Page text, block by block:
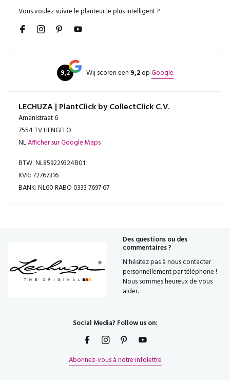
Vous voulez suivre le planteur le plus intelligent ?
9,2 Wij scoren een 9,2opGoogle
LECHUZA | PlantClick by CollectClick C.V.
Amarilstraat 6
7554 TV HENGELO
NLAfficher sur Google Maps
BTW: NL859229324B01
KVK: 72767316
BANK: NL60 RABO 0333 7697 67
Des questions ou des
commentaires ?
N'hésitez pas à nous contacter
personnellement par téléphone !
Nous sommes heureux de vous
aider.
Social Media? Follow us on:
Abonnez-vous à notre infolettre